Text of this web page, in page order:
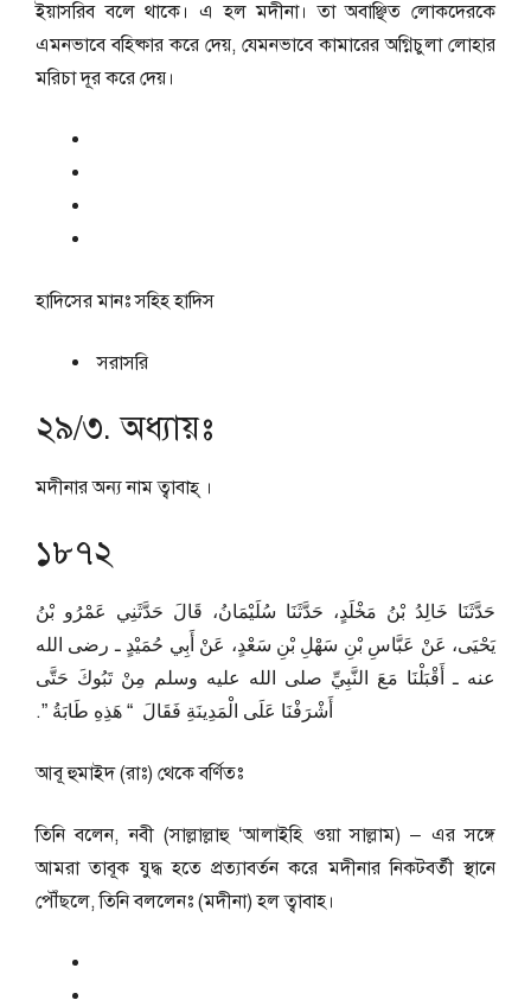
ইয়াসরিব বলে থাকে। এ হল মদীনা। তা অবাঞ্ছিত লোকদেরকে
এমনভাবে বহিষ্কার করে দেয়, যেমনভাবে কামারের অগ্নিচুলা লোহার
মরিচা দূর করে দেয়।
হাদিসের মানঃসহিহ হাদিস
সরাসরি
২৯/৩. অধ্যায়ঃ
মদীনার অন্য নাম ত্বাবাহ্ ।
১৮৭২
حَدَّثَنَا خَالِدُ بْنُ مَخْلَدٍ، حَدَّثَنَا سُلَيْمَانُ، قَالَ حَدَّثَنِي عَمْرُو بْنُ
يَحْيَى، عَنْ عَبَّاسِ بْنِ سَهْلِ بْنِ سَعْدٍ، عَنْ أَبِي حُمَيْدٍ ـ رضى الله
عنه ـ أَقْبَلْنَا مَعَ النَّبِيِّ صلى الله عليه وسلم مِنْ تَبُوكَ حَتَّى
أَشْرَفْنَا عَلَى الْمَدِينَةِ فَقَالَ ‏ “‏ هَذِهِ طَابَةُ ‏”‏‏.‏
আবূ হুমাইদ (রাঃ) থেকে বর্ণিতঃ
তিনি বলেন, নবী (সাল্লাল্লাহু ‘আলাইহি ওয়া সাল্লাম) – এর সঙ্গে
আমরা তাবূক যুদ্ধ হতে প্রত্যাবর্তন করে মদীনার নিকটবর্তী স্থানে
পৌঁছলে, তিনি বললেনঃ (মদীনা) হল ত্বাবাহ।